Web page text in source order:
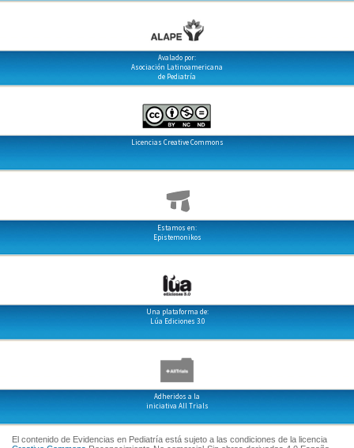
Avalado por:
Asociación Latinoamericana
de Pediatría
Licencias Creative Commons
Estamos en:
Epistemonikos
Una plataforma de:
Lúa Ediciones 3.0
Adheridos a la
iniciativa All Trials
El contenido de Evidencias en Pediatría está sujeto a las condiciones de la licencia